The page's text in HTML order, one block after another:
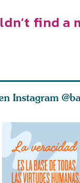
find a
Instagram